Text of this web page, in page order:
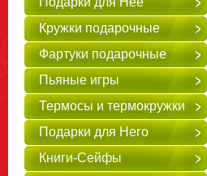
Кружки подарочные
Фартуки подарочные
Пьяные игры
Термосы и термокружки
Подарки для Него
Книги-Сейфы